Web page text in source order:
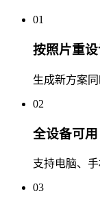
01
按照片重
生成新方案
02
全设备可用
支持电脑、
03